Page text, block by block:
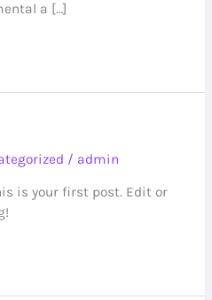
a […]
/ admin
is your first post. Edit or